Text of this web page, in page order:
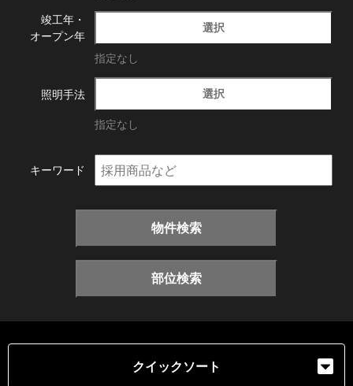
竣工年・
オープン年
選択
指定なし
照明手法 選択
指定なし
キーワード
物件検索
部位検索
クイックソート